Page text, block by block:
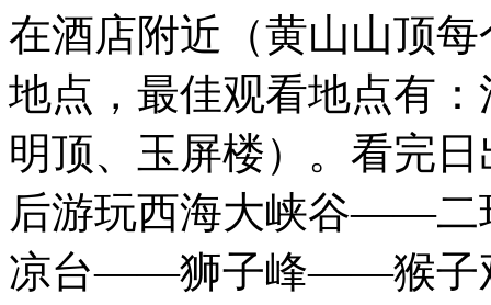
在酒店附近（黄山山顶
地点，最佳观看地点有
明顶、玉屏楼）。看完
后游玩西海大峡谷——
凉台——狮子峰——猴